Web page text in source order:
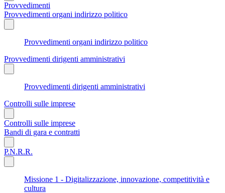
Provvedimenti
Provvedimenti organi indirizzo politico
Provvedimenti organi indirizzo politico
Provvedimenti dirigenti amministrativi
Provvedimenti dirigenti amministrativi
Controlli sulle imprese
Controlli sulle imprese
Bandi di gara e contratti
P.N.R.R.
Missione 1 - Digitalizzazione, innovazione, competitività e
cultura